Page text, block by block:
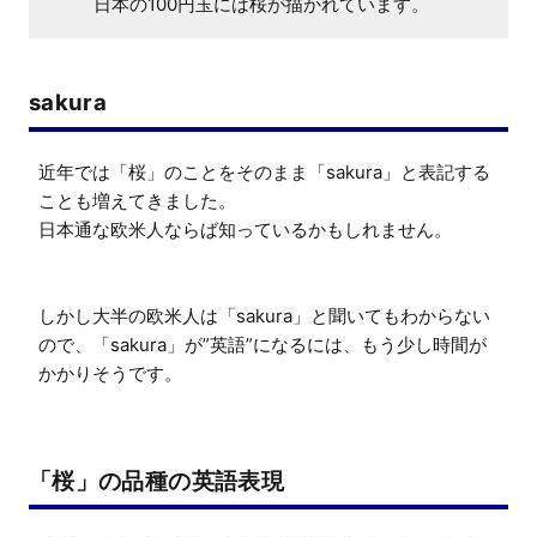
sakura
近年では「桜」のことをそのまま「sakura」と表記する
ことも増えてきました。
日本通な欧米人ならば知っているかもしれません。
しかし大半の欧米人は「sakura」と聞いてもわからない
ので、「sakura」が”英語”になるには、もう少し時間が
かかりそうです。
「桜」の品種の英語表現